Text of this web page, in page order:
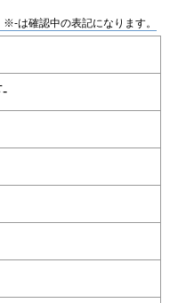
※-は確認中の表記になります。
-